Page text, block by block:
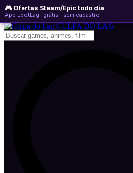
🎮 Ofertas Steam/Epic todo dia
App LootLag · grátis · sem cadastro
domingo, 09 de agosto de 2026 WhatsApp
Newsletter
CULPA DO LAG